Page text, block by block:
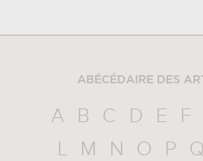
ABÉCÉDAIRE DES
A B C D E F
L
M N O P Q